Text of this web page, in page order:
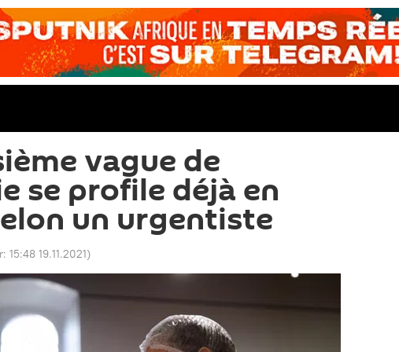
vague de
se profile déjà en
un urgentiste
15:48 19.11.2021)